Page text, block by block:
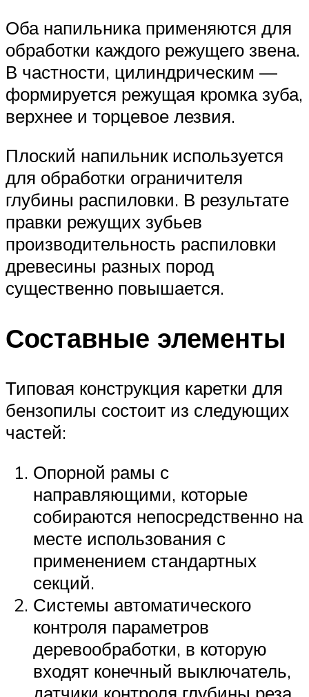
Оба напильника применяются для
обработки каждого режущего звена.
В частности, цилиндрическим —
формируется режущая кромка зуба,
верхнее и торцевое лезвия.
Плоский напильник используется
для обработки ограничителя
глубины распиловки. В результате
правки режущих зубьев
производительность распиловки
древесины разных пород
существенно повышается.
Составные элементы
Типовая конструкция каретки для
бензопилы состоит из следующих
частей:
Опорной рамы с
направляющими, которые
собираются непосредственно на
месте использования с
применением стандартных
секций.
Системы автоматического
контроля параметров
деревообработки, в которую
входят конечный выключатель,